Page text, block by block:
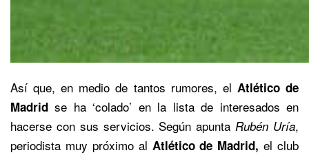
Así que, en medio de tantos rumores, el Atlético de
Madrid se ha ‘colado’ en la lista de interesados en
hacerse con sus servicios. Según apuntaRubén Uría,
periodista muy próximo al Atlético de Madrid, el club